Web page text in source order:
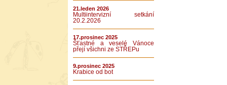
21.leden 2026
Multiintervizní setkání
20.2.2026
17.prosinec 2025
Šťastné a veselé Vánoce
přejí všichni ze STŘEPu
9.prosinec 2025
Krabice od bot